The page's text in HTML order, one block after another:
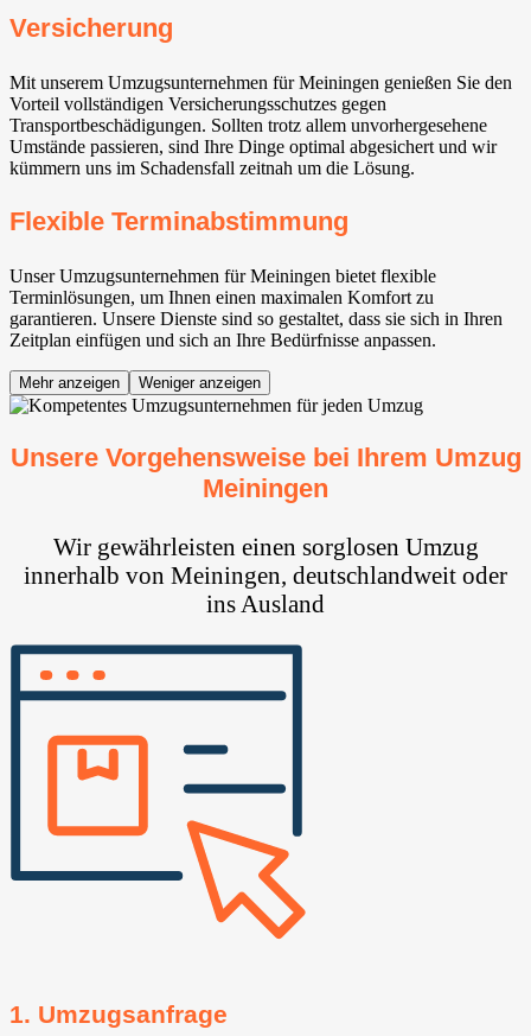
Versicherung
Mit unserem Umzugsunternehmen für Meiningen genießen Sie den
Vorteil vollständigen Versicherungsschutzes gegen
Transportbeschädigungen. Sollten trotz allem unvorhergesehene
Umstände passieren, sind Ihre Dinge optimal abgesichert und wir
kümmern uns im Schadensfall zeitnah um die Lösung.
Flexible Terminabstimmung
Unser Umzugsunternehmen für Meiningen bietet flexible
Terminlösungen, um Ihnen einen maximalen Komfort zu
garantieren. Unsere Dienste sind so gestaltet, dass sie sich in Ihren
Zeitplan einfügen und sich an Ihre Bedürfnisse anpassen.
Mehr anzeigen Weniger anzeigen
Unsere Vorgehensweise bei Ihrem Umzug
Meiningen
Wir gewährleisten einen sorglosen Umzug
innerhalb von Meiningen, deutschlandweit oder
ins Ausland
1. Umzugsanfrage